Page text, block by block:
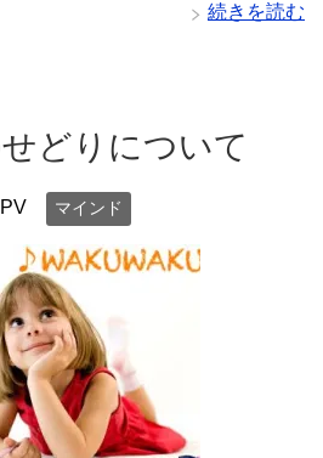
続きを読む
どりについて
マインド